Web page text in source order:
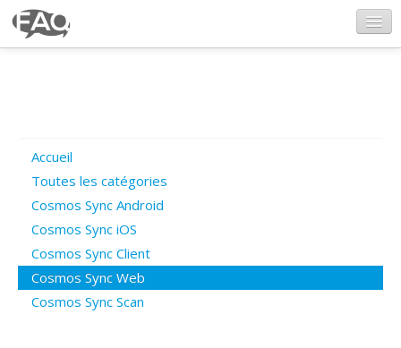
Poser une question
Questions ouvertes
Connexion
Accueil
Toutes les catégories
Cosmos Sync Android
Cosmos Sync iOS
Cosmos Sync Client
Cosmos Sync Web
Cosmos Sync Scan